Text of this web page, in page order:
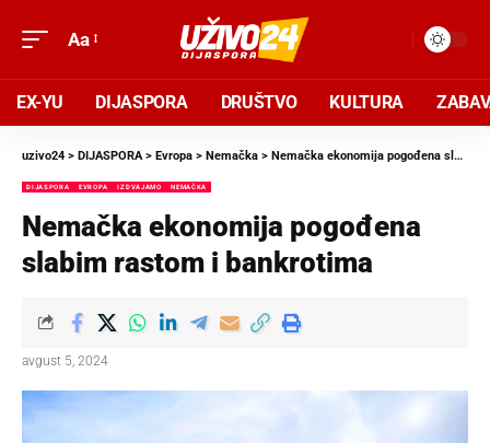
Aa
EX-YU DIJASPORA DRUŠTVO KULTURA
uzivo24 > DIJASPORA> Evropa > Nemačka > Nemačka ekonomija pogođena slabim rastom i bankrotima
DIJASPORA EVROPA IZDVAJAMO NEMAČKA
Nemačka ekonomija pogođena
slabim rastom i bankrotima
avgust 5, 2024